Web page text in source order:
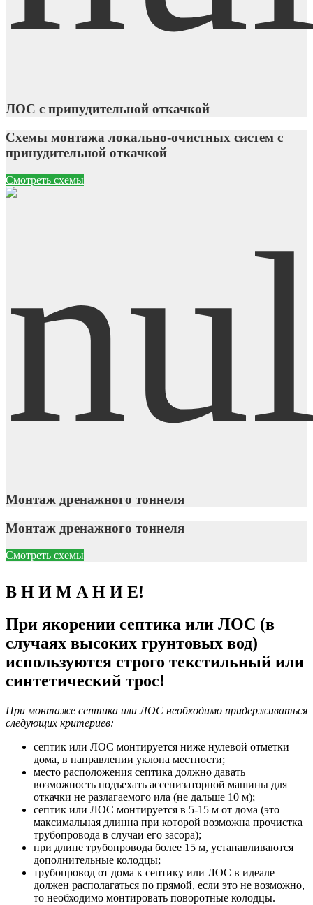
ЛОС с принудительной откачкой
Схемы монтажа локально-очистных систем с
принудительной откачкой
Смотреть схемы
Монтаж дренажного тоннеля
Монтаж дренажного тоннеля
Смотреть схемы
В Н И М А Н И Е!
При якорении септика или ЛОС (в
случаях высоких грунтовых вод)
используются строго текстильный или
синтетический трос!
При монтаже септика или ЛОС необходимо придерживаться
следующих критериев:
септик или ЛОС монтируется ниже нулевой отметки
дома, в направлении уклона местности;
место расположения септика должно давать
возможность подъехать ассенизаторной машины для
откачки не разлагаемого ила (не дальше 10 м);
септик или ЛОС монтируется в 5-15 м от дома (это
максимальная длинна при которой возможна прочистка
трубопровода в случаи его засора);
при длине трубопровода более 15 м, устанавливаются
дополнительные колодцы;
трубопровод от дома к септику или ЛОС в идеале
должен располагаться по прямой, если это не возможно,
то необходимо монтировать поворотные колодцы.